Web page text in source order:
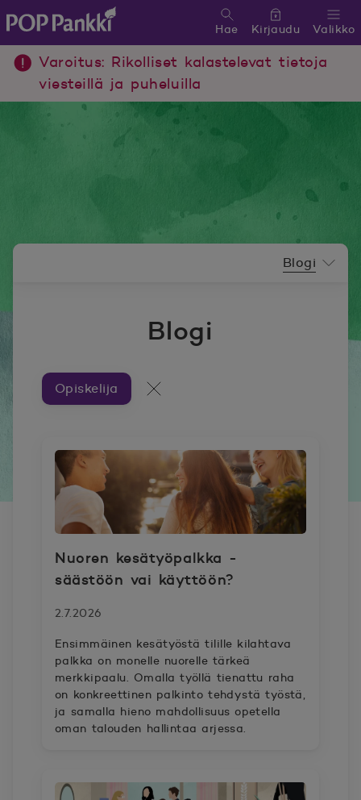
POP Pankki, etusivulle
Valikko
Hae Kirjaudu
Varoitus: Rikolliset kalastelevat tietoja
viesteillä ja puheluilla
Blogi
Blogi
Artikkeleita aiheesta ###
Opiskelija Kaikki artikkelit
Nuoren kesätyöpalkka -
säästöön vai käyttöön?
2.7.2026
Ensimmäinen kesätyöstä tilille kilahtava
palkka on monelle nuorelle tärkeä
merkkipaalu. Omalla työllä tienattu raha
on konkreettinen palkinto tehdystä työstä,
ja samalla hieno mahdollisuus opetella
oman talouden hallintaa arjessa.